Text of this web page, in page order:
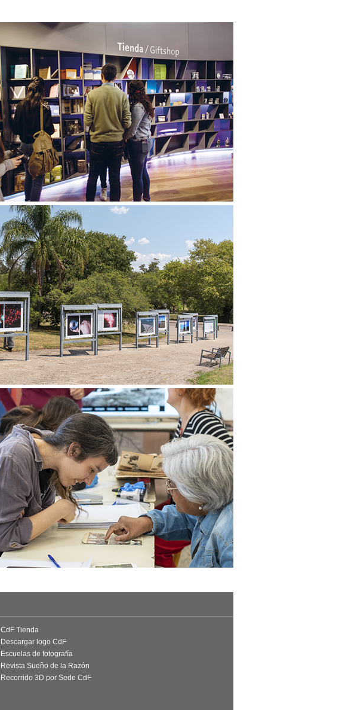
CdF Tienda
Descargar logo CdF
Escuelas de fotografía
Revista Sueño de la Razón
Recorrido 3D por Sede CdF